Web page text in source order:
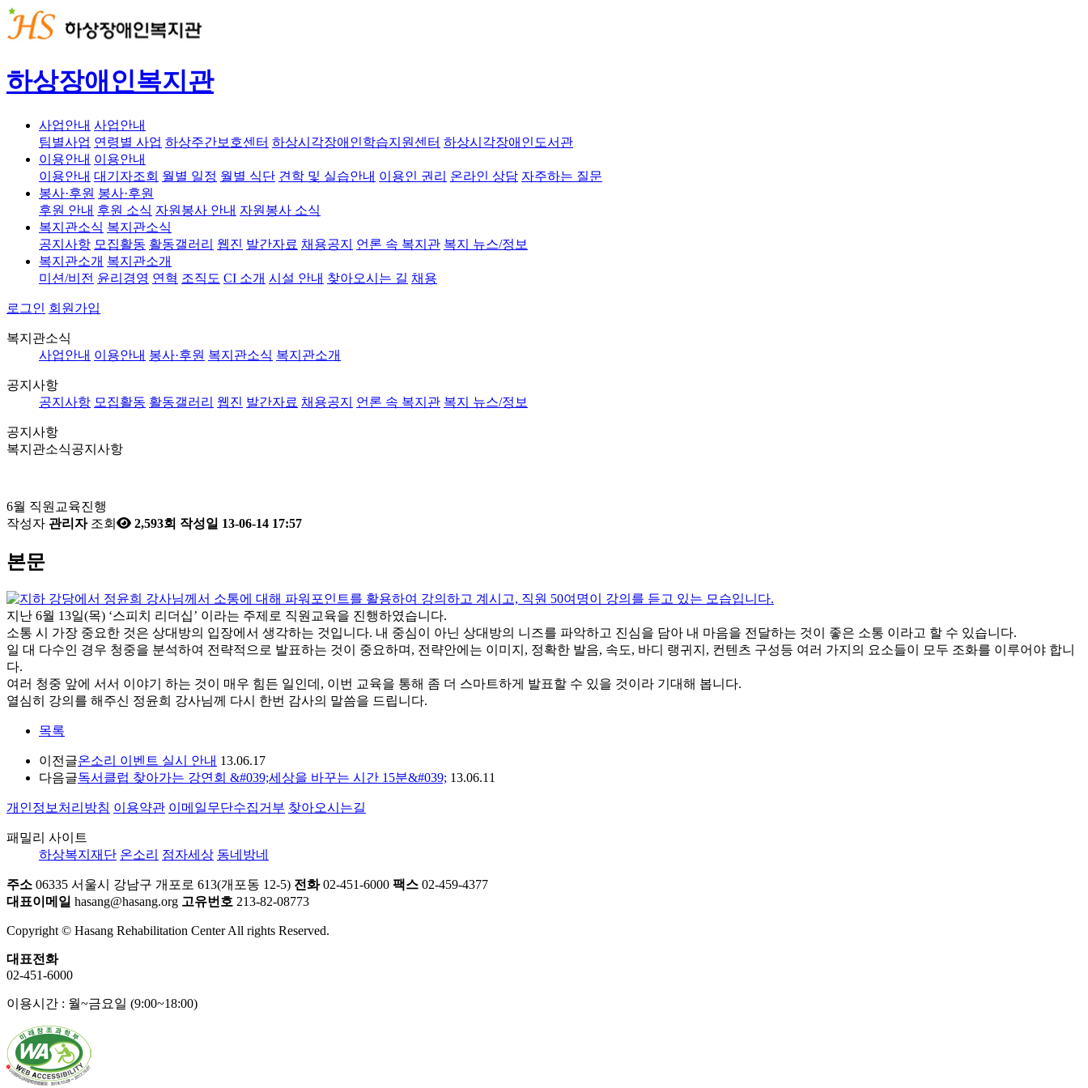
하상장애인복지관
사업안내 사업안내
팀별사업 연령별 사업 하상주간보호센터 하상시각장애인학습지원센터 하상시각장애인도서관
이용안내 이용안내
이용안내 대기자조회 월별 일정 월별 식단 견학 및 실습안내 이용인 권리 온라인 상담 자주하는 질문
봉사·후원 봉사·후원
후원 안내 후원 소식 자원봉사 안내 자원봉사 소식
복지관소식 복지관소식
공지사항 모집활동 활동갤러리 웹진 발간자료 채용공지 언론 속 복지관 복지 뉴스/정보
복지관소개 복지관소개
미션/비전 윤리경영 연혁 조직도 CI 소개 시설 안내 찾아오시는 길 채용
로그인 회원가입
복지관소식
사업안내 이용안내 봉사·후원 복지관소식 복지관소개
공지사항
공지사항 모집활동 활동갤러리 웹진 발간자료 채용공지 언론 속 복지관 복지 뉴스/정보
공지사항
복지관소식공지사항
6월 직원교육진행
작성자 관리자 조회 2,593회 작성일 13-06-14 17:57
본문
지난 6월 13일(목) ‘스피치 리더십’ 이라는 주제로 직원교육을 진행하였습니다.
소통 시 가장 중요한 것은 상대방의 입장에서 생각하는 것입니다. 내 중심이 아닌 상대방의 니즈를 파악하고 진심을 담아 내 마음을 전달하는 것이 좋은 소통 이라고 할 수 있습니다.
일 대 다수인 경우 청중을 분석하여 전략적으로 발표하는 것이 중요하며, 전략안에는 이미지, 정확한 발음, 속도, 바디 랭귀지, 컨텐츠 구성등 여러 가지의 요소들이 모두 조화를 이루어야 합니
다.
여러 청중 앞에 서서 이야기 하는 것이 매우 힘든 일인데, 이번 교육을 통해 좀 더 스마트하게 발표할 수 있을 것이라 기대해 봅니다.
열심히 강의를 해주신 정윤희 강사님께 다시 한번 감사의 말씀을 드립니다.
목록
이전글온소리 이벤트 실시 안내 13.06.17
다음글독서클럽 찾아가는 강연회 &#039;세상을 바꾸는 시간 15분&#039; 13.06.11
개인정보처리방침 이용약관 이메일무단수집거부 찾아오시는길
패밀리 사이트
하상복지재단 온소리 점자세상 동네방네
주소 06335 서울시 강남구 개포로 613(개포동 12-5) 전화02-451-6000 팩스 02-459-4377
대표이메일 hasang@hasang.org 고유번호 213-82-08773
Copyright © Hasang Rehabilitation Center All rights Reserved.
대표전화
02-451-6000
이용시간 : 월~금요일 (9:00~18:00)